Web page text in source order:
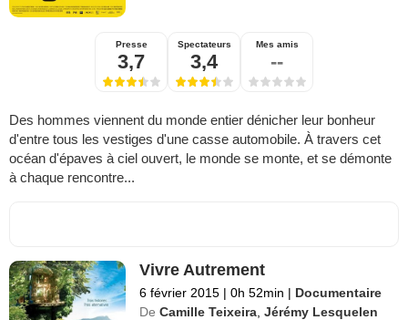
Presse
3,7
Spectateurs
3,4
Mes amis
--
Des hommes viennent du monde entier dénicher leur bonheur
d'entre tous les vestiges d'une casse automobile. À travers cet
océan d'épaves à ciel ouvert, le monde se monte, et se démonte
à chaque rencontre...
Vivre Autrement
6 février 2015 | 0h 52min | Documentaire
De Camille Teixeira ,Jérémy Lesquelen